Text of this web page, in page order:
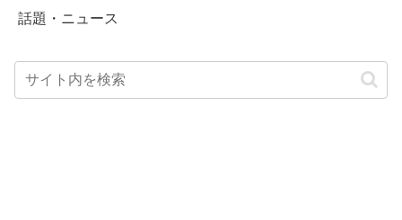
話題・ニュース